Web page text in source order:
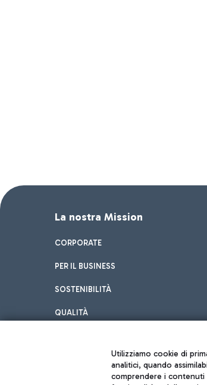
La nostra Mission
CORPORATE
PER IL BUSINESS
SOSTENIBILITÀ
QUALITÀ
Utilizziamo cookie di
analitici, quando
comprendere i contenuti